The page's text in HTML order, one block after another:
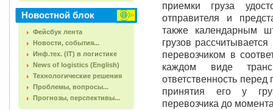
Новостной блок
Фейсбук лента
Новости, события...
Инф.тех. (IT) в логистике
News of logistics (English)
Технологические решения
Проблемы, вопросы...
Прогнозы, перспективы...
приемки груза
отправителя и
также календарным
грузов
перевозчиком в
каждом виде
ответственность
принятия его у
перевозчика до